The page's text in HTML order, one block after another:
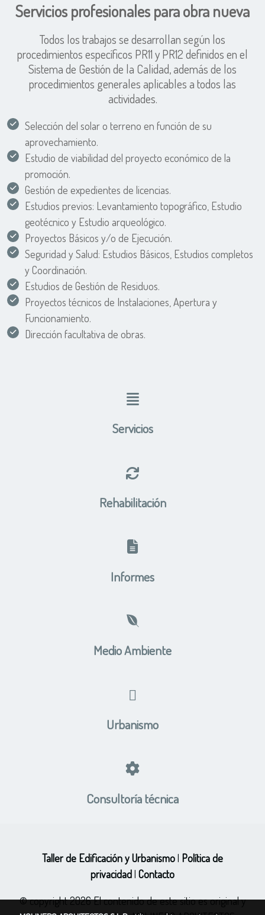
Servicios profesionales para obra nueva
Todos los trabajos se desarrollan según los
procedimientos específicos PR11 y PR12 definidos en el
Sistema de Gestión de la Calidad, además de los
procedimientos generales aplicables a todos las
actividades.
Selección del solar o terreno en función de su
aprovechamiento.
Estudio de viabilidad del proyecto económico de la
promoción.
Gestión de expedientes de licencias.
Estudios previos: Levantamiento topográfico, Estudio
geotécnico y Estudio arqueológico.
Proyectos Básicos y/o de Ejecución.
Seguridad y Salud: Estudios Básicos, Estudios completos
y Coordinación.
Estudios de Gestión de Residuos.
Proyectos técnicos de Instalaciones, Apertura y
Funcionamiento.
Dirección facultativa de obras.
Servicios
Rehabilitación
Informes
Medio Ambiente
Urbanismo
Consultoría técnica
Taller de Edificación y Urbanismo| Política de
privacidad| Contacto
© copyright 2026 El contenido de este sitio es original y